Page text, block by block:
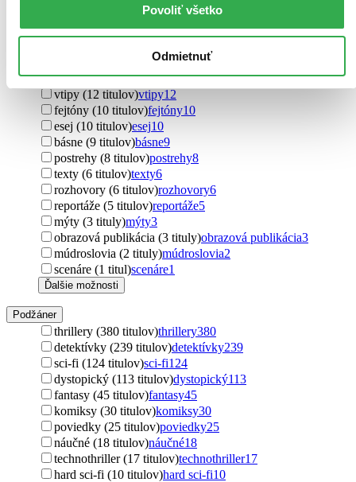
Povoliť všetko
Odmietnuť
poviedky (373 titulov)poviedky373
úvahy (68 titulov)úvahy68
príručky (16 titulov)príručky16
novela (14 titulov)novela14
vtipy (12 titulov)vtipy12
fejtóny (10 titulov)fejtóny10
esej (10 titulov)esej10
básne (9 titulov)básne9
postrehy (8 titulov)postrehy8
texty (6 titulov)texty6
rozhovory (6 titulov)rozhovory6
reportáže (5 titulov)reportáže5
mýty (3 tituly)mýty3
obrazová publikácia (3 tituly)obrazová publikácia3
múdroslovia (2 tituly)múdroslovia2
scenáre (1 titul)scenáre1
Ďalšie možnosti
Podžáner
thrillery (380 titulov)thrillery380
detektívky (239 titulov)detektívky239
sci-fi (124 titulov)sci-fi124
dystopický (113 titulov)dystopický113
fantasy (45 titulov)fantasy45
komiksy (30 titulov)komiksy30
poviedky (25 titulov)poviedky25
náučné (18 titulov)náučné18
technothriller (17 titulov)technothriller17
hard sci-fi (10 titulov)hard sci-fi10